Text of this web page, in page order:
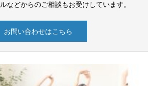
などからのご相談もお受けしています。
お問い合わせはこちら